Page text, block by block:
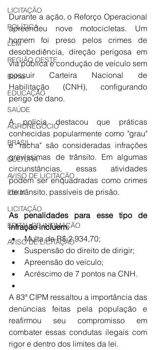
LICITAÇÃO
POLÍTICA
LEM
REGIÃO OESTE
Bahia
EDUCAÇÃO
SAÚDE
AGRONEGÓCIO
BRASIL
CULTURA
AVISO DE LICITAÇÃO
Edital
LICITAÇÃO
EDITAL DE INTIMAÇÃO
AVISO DE LICITAÇÃO
Durante a ação, o Reforço Operacional
apreendeu nove motocicletas. Um
homem foi preso pelos crimes de
desobediência, direção perigosa em
via pública e condução de veículo sem
possuir Carteira Nacional de
Habilitação (CNH), configurando
perigo de dano.
A polícia destacou que práticas
conhecidas popularmente como "grau"
e "racha" são consideradas infrações
gravíssimas de trânsito. Em algumas
circunstâncias, essas atividades
podem ser enquadradas como crimes
de trânsito, passíveis de prisão.
As penalidades para esse tipo de
infração incluem:
Multa de R$ 2.934,70;
Suspensão do direito de dirigir;
Apreensão do veículo;
Acréscimo de 7 pontos na CNH.
A 83ª CIPM ressaltou a importância das
denúncias feitas pela população e
reafirmou seu compromisso em
combater essas condutas ilegais com
rigor e dentro dos limites da lei.